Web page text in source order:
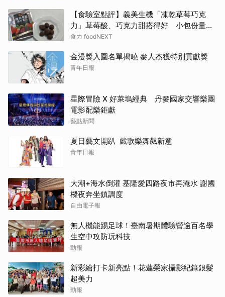
【食驗室點評】義美生機「凍乾草莓巧克
力」草莓酸、巧克力甜搭得好 小包份量能
否撐起價格成考驗
食力 foodNEXT
金漫獎入圍名單揭曉 麥人杰獲特別貢獻獎
青年日報
星際冒險 X 好萊塢經典 丹麥國家交響樂團
電影配樂鉅獻
藝點新聞
夏日藝文開趴 戲歌樂舞飆新意
青年日報
大潮+海水倒灌 基隆愛四路夜市再淹水 謝國
樑夜奔坐鎮調度
自由電子報
無人機能踢足球！臺南暑期體驗營逾百名學
生空中攻防玩科技
勁報
新彩繪打卡新亮點！花蓮榮家攝影紀錄銀髮
超美力
勁報